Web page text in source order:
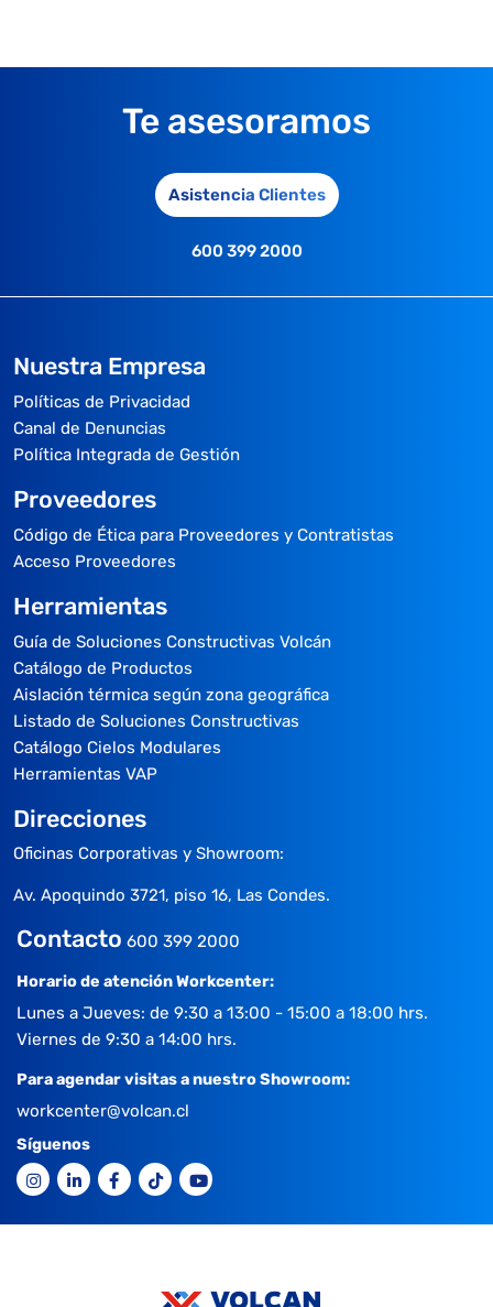
Te asesoramos
Asistencia Clientes
600 399 2000
Nuestra Empresa
Políticas de Privacidad
Canal de Denuncias
Política Integrada de Gestión
Proveedores
Código de Ética para Proveedores y Contratistas
Acceso Proveedores
Herramientas
Guía de Soluciones Constructivas Volcán
Catálogo de Productos
Aislación térmica según zona geográfica
Listado de Soluciones Constructivas
Catálogo Cielos Modulares
Herramientas VAP
Direcciones
Oficinas Corporativas y Showroom:
Av. Apoquindo 3721, piso 16, Las Condes.
Contacto 600 399 2000
Horario de atención Workcenter:
Lunes a Jueves: de 9:30 a 13:00 - 15:00 a 18:00 hrs.
Viernes de 9:30 a 14:00 hrs.
Para agendar visitas a nuestro Showroom:
workcenter@volcan.cl
Síguenos